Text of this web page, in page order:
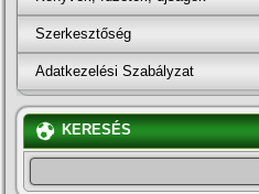
Szerkesztőség
Adatkezelési Szabályzat
KERESÉS